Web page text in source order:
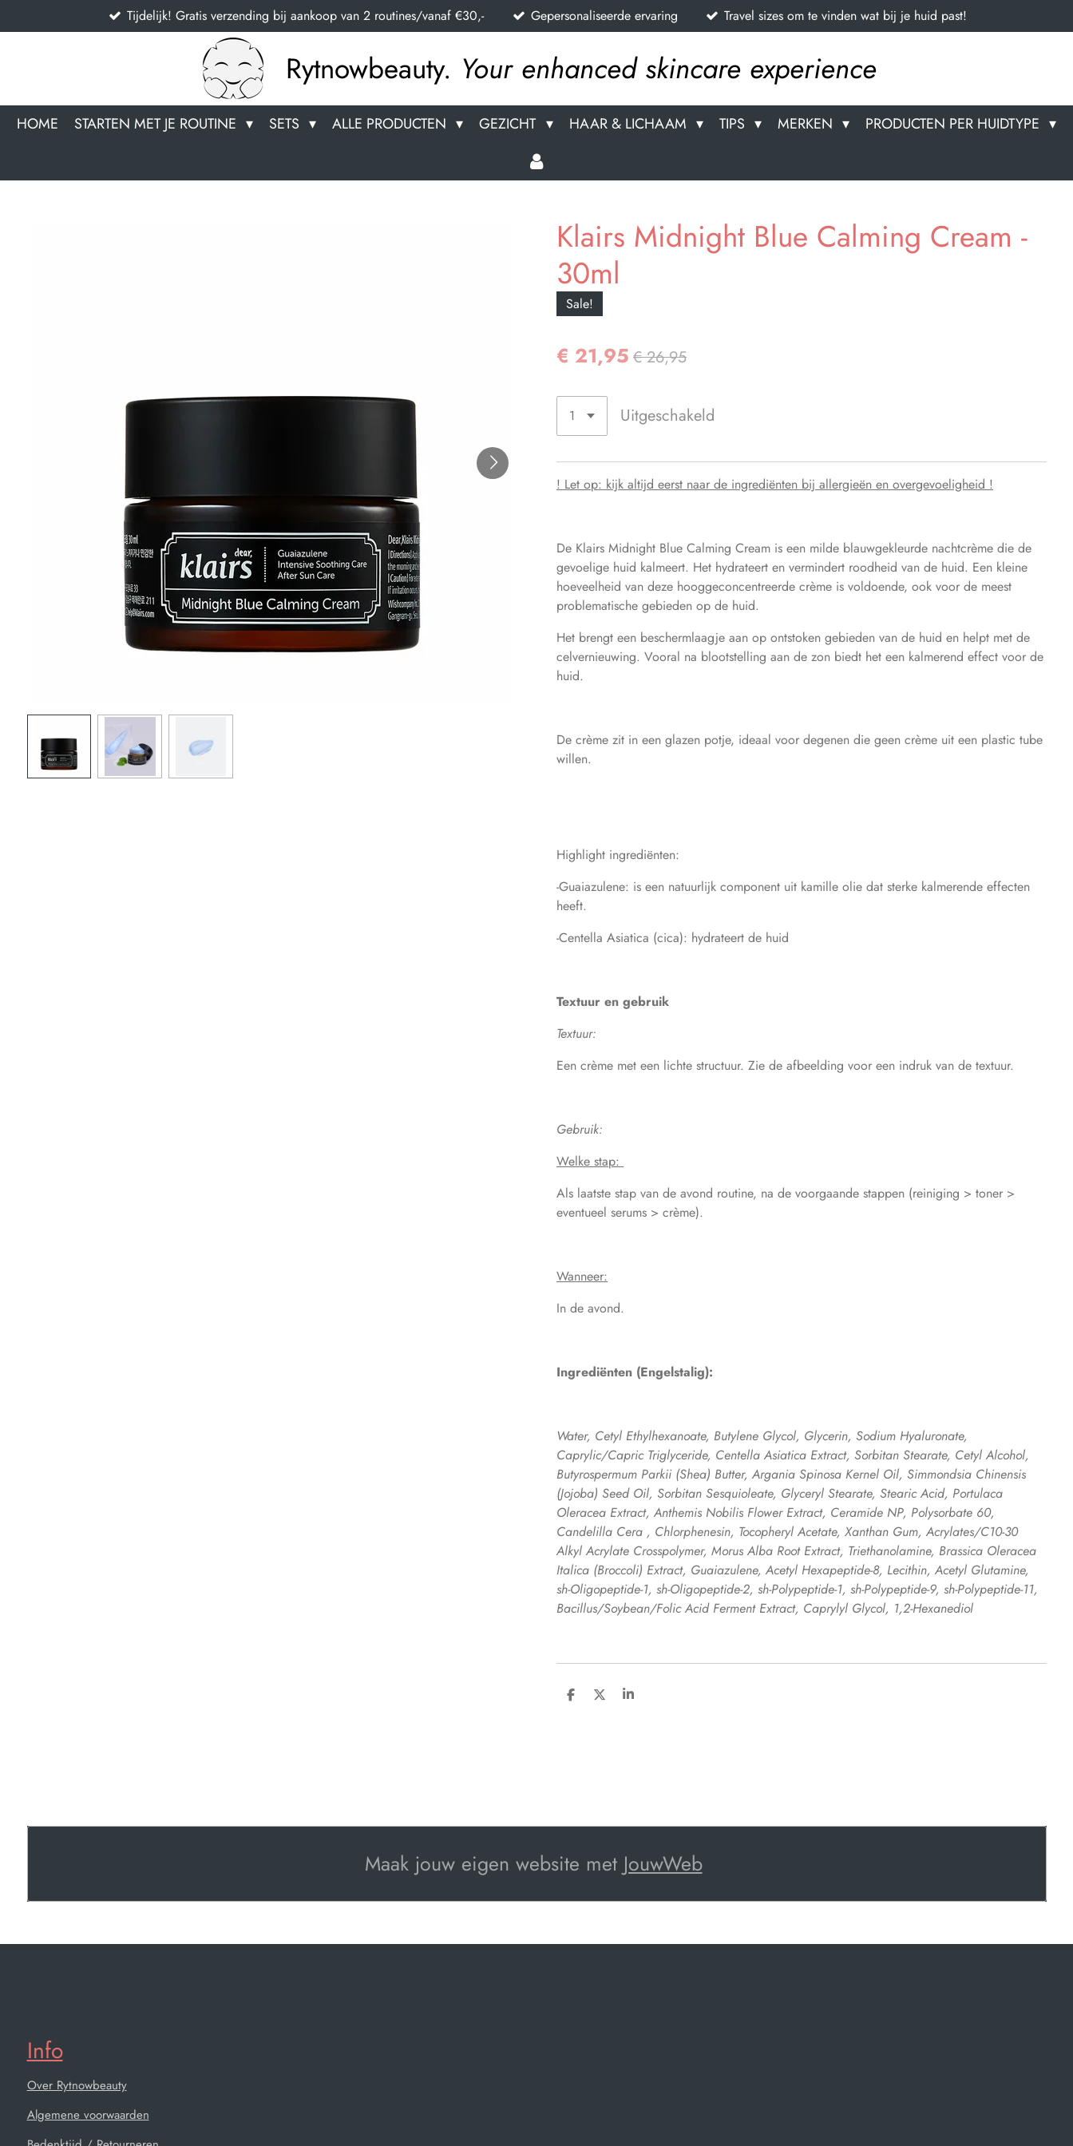
direct
Tijdelijk! Gratis verzending bij aankoop van 2 routines/vanaf €30,- Gepersonaliseerde ervaring Travel sizes om te vinden wat bij je huid past!
Rytnowbeauty. Your enhanced skincare experience
HOME STARTEN MET JE ROUTINE SETS ALLE PRODUCTEN GEZICHT HAAR & LICHAAM TIPS MERKEN PRODUCTEN PER HUIDTYPE
Klairs Midnight Blue Calming Cream -
30ml
Sale!
€ 21,95 € 26,95
Uitgeschakeld
! Let op: kijk altijd eerst naar de ingrediënten bij allergieën en overgevoeligheid !
De Klairs Midnight Blue Calming Cream is een milde blauwgekleurde nachtcrème die de
gevoelige huid kalmeert. Het hydrateert en vermindert roodheid van de huid. Een kleine
hoeveelheid van deze hooggeconcentreerde crème is voldoende, ook voor de meest
problematische gebieden op de huid.
Het brengt een beschermlaagje aan op ontstoken gebieden van de huid en helpt met de
celvernieuwing. Vooral na blootstelling aan de zon biedt het een kalmerend effect voor de
huid.
De crème zit in een glazen potje, ideaal voor degenen die geen crème uit een plastic tube
willen.
Highlight ingrediënten:
-Guaiazulene: is een natuurlijk component uit kamille olie dat sterke kalmerende effecten
heeft.
-Centella Asiatica (cica): hydrateert de huid
Textuur en gebruik
Textuur:
Een crème met een lichte structuur. Zie de afbeelding voor een indruk van de textuur.
Gebruik:
Welke stap:
Als laatste stap van de avond routine, na de voorgaande stappen (reiniging > toner >
eventueel serums > crème).
Wanneer:
In de avond.
Ingrediënten (Engelstalig):
Water, Cetyl Ethylhexanoate, Butylene Glycol, Glycerin, Sodium Hyaluronate,
Caprylic/Capric Triglyceride, Centella Asiatica Extract, Sorbitan Stearate, Cetyl Alcohol,
Butyrospermum Parkii (Shea) Butter, Argania Spinosa Kernel Oil, Simmondsia Chinensis
(Jojoba) Seed Oil, Sorbitan Sesquioleate, Glyceryl Stearate, Stearic Acid, Portulaca
Oleracea Extract, Anthemis Nobilis Flower Extract, Ceramide NP, Polysorbate 60,
Candelilla Cera , Chlorphenesin, Tocopheryl Acetate, Xanthan Gum, Acrylates/C10-30
Alkyl Acrylate Crosspolymer, Morus Alba Root Extract, Triethanolamine, Brassica Oleracea
Italica (Broccoli) Extract, Guaiazulene, Acetyl Hexapeptide-8, Lecithin, Acetyl Glutamine,
sh-Oligopeptide-1, sh-Oligopeptide-2, sh-Polypeptide-1, sh-Polypeptide-9, sh-Polypeptide-11,
Bacillus/Soybean/Folic Acid Ferment Extract, Caprylyl Glycol, 1,2-Hexanediol
D
D
S
Maak jouw eigen website met JouwWeb
Info
Over Rytnowbeauty
Algemene voorwaarden